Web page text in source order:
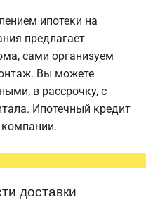
ипотеки на
предлагает
сами организуем
Вы можете
в рассрочку, с
Ипотечный кредит
доставки